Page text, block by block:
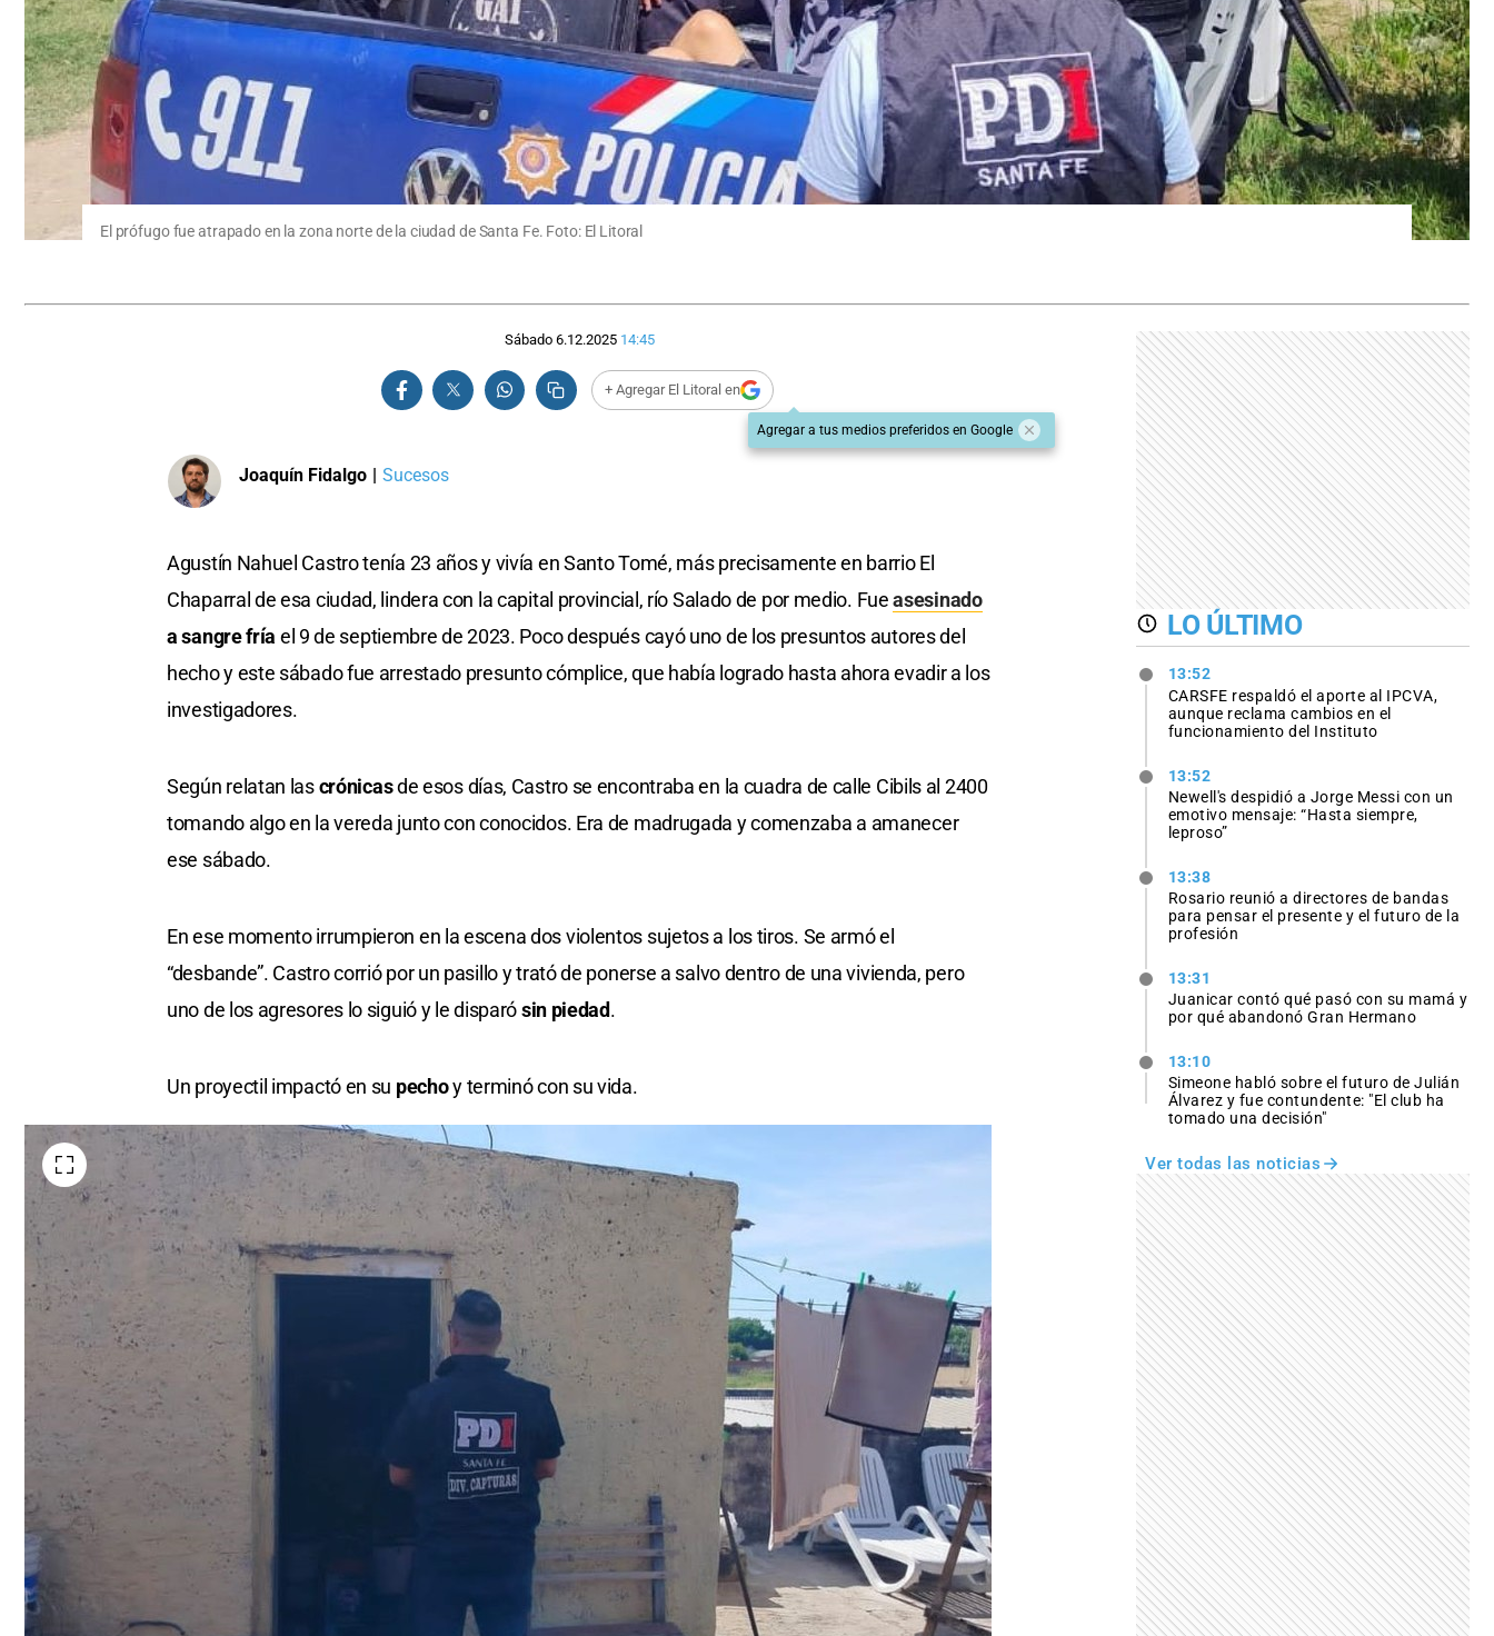
El prófugo fue atrapado en la zona norte de la ciudad de Santa Fe. Foto: El Litoral
Sábado 6.12.2025 14:45
+ Agregar El Litoral en
Agregar a tus medios preferidos en Google
Joaquín Fidalgo | Sucesos
Agustín Nahuel Castro tenía 23 años y vivía en Santo Tomé, más precisamente en barrio El
Chaparral de esa ciudad, lindera con la capital provincial, río Salado de por medio. Fueasesinado
a sangre fría el 9 de septiembre de 2023. Poco después cayó uno de los presuntos autores del
hecho y este sábado fue arrestado presunto cómplice, que había logrado hasta ahora evadir a los
investigadores.
Según relatan lascrónicasde esos días, Castro se encontraba en la cuadra de calle Cibils al 2400
tomando algo en la vereda junto con conocidos. Era de madrugada y comenzaba a amanecer
ese sábado.
En ese momento irrumpieron en la escena dos violentos sujetos a los tiros. Se armó el
“desbande”. Castro corrió por un pasillo y trató de ponerse a salvo dentro de una vivienda, pero
uno de los agresores lo siguió y le disparósin piedad.
Un proyectil impactó en su pechoy terminó con su vida.
LO ÚLTIMO
13:52
CARSFE respaldó el aporte al IPCVA,
aunque reclama cambios en el
funcionamiento del Instituto
13:52
Newell's despidió a Jorge Messi con un
emotivo mensaje: “Hasta siempre,
leproso”
13:38
Rosario reunió a directores de bandas
para pensar el presente y el futuro de la
profesión
13:31
Juanicar contó qué pasó con su mamá y
por qué abandonó Gran Hermano
13:10
Simeone habló sobre el futuro de Julián
Álvarez y fue contundente: "El club ha
tomado una decisión"
Ver todas las noticias